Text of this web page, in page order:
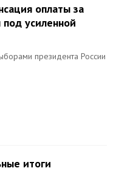
оплаты за
усиленной
президента России
итоги